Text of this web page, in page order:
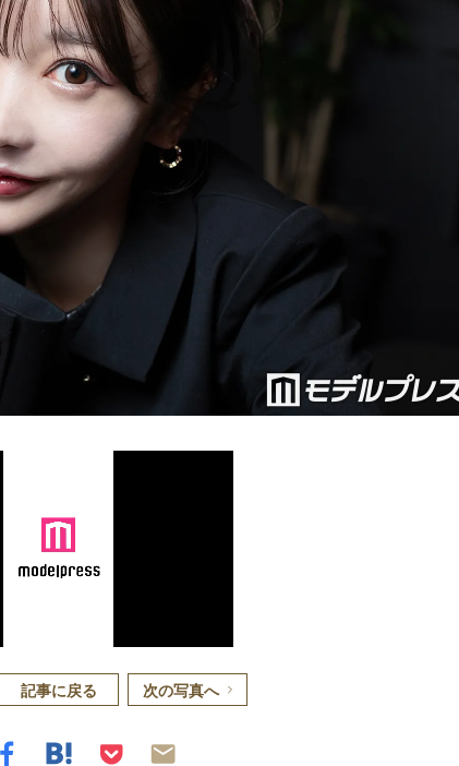
記事に戻る 次の写真へ